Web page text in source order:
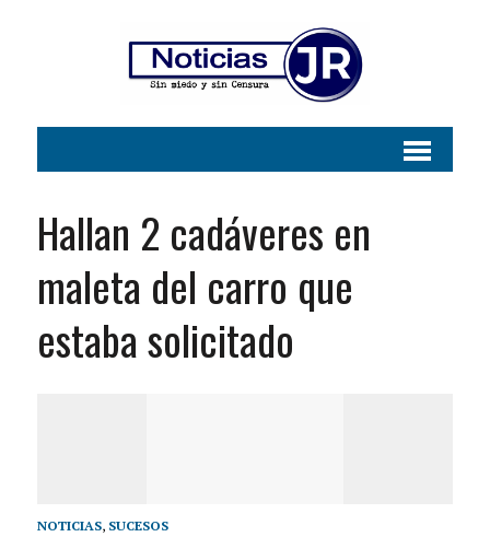
Hallan 2 cadáveres en
maleta del carro que
estaba solicitado
NOTICIAS, SUCESOS